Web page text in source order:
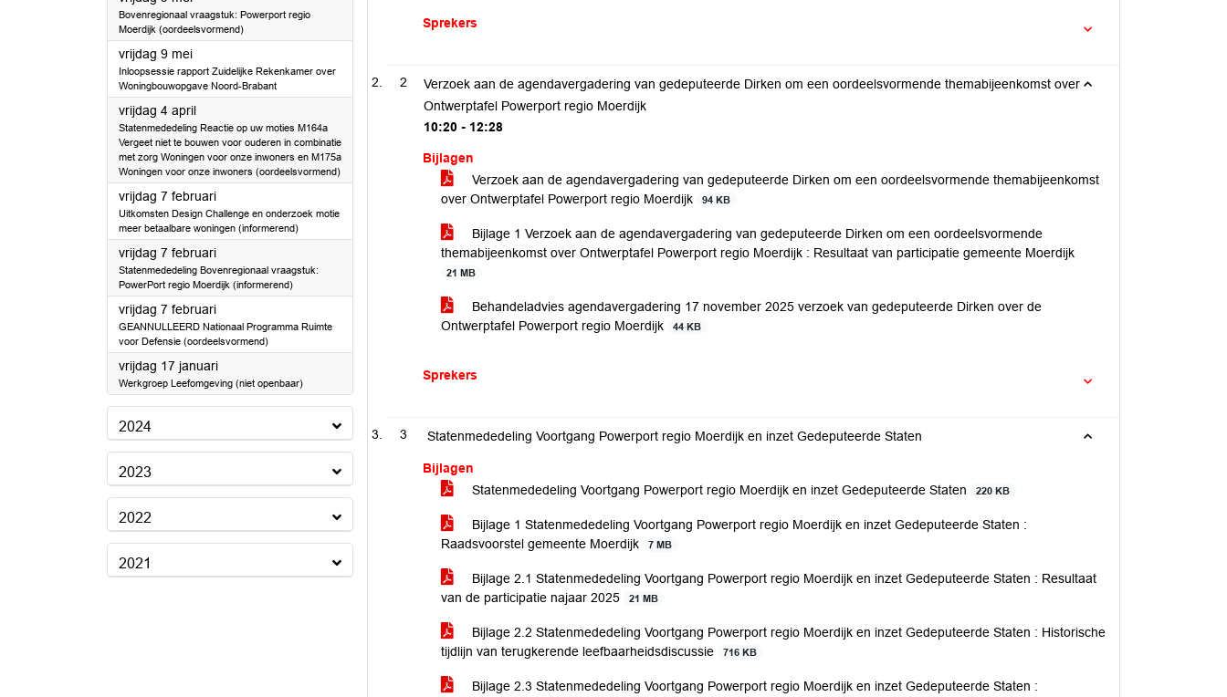
Bovenregionaal vraagstuk: Powerport regio
Moerdijk (oordeelsvormend)
vrijdag 9 mei2025
Inloopsessie rapport Zuidelijke Rekenkamer over
Woningbouwopgave Noord-Brabant
vrijdag 4 april2025
Statenmededeling Reactie op uw moties M164a
Vergeet niet te bouwen voor ouderen in combinatie
met zorg Woningen voor onze inwoners en M175a
Woningen voor onze inwoners (oordeelsvormend)
vrijdag 7 februari2025
Uitkomsten Design Challenge en onderzoek motie
meer betaalbare woningen (informerend)
vrijdag 7 februari2025
Statenmededeling Bovenregionaal vraagstuk:
PowerPort regio Moerdijk (informerend)
vrijdag 7 februari2025
GEANNULLEERD Nationaal Programma Ruimte
voor Defensie (oordeelsvormend)
vrijdag 17 januari2025
Werkgroep Leefomgeving (niet openbaar)
2024
2023
2022
2021
Sprekers
2
Verzoek aan de agendavergadering van gedeputeerde Dirken om een oordeelsvormende themabijeenkomst over
Ontwerptafel Powerport regio Moerdijk
10:20 - 12:28
Bijlagen
Verzoek aan de agendavergadering van gedeputeerde Dirken om een oordeelsvormende themabijeenkomst
over Ontwerptafel Powerport regio Moerdijk
94 KB
Bijlage 1 Verzoek aan de agendavergadering van gedeputeerde Dirken om een oordeelsvormende
themabijeenkomst over Ontwerptafel Powerport regio Moerdijk : Resultaat van participatie gemeente Moerdijk
21 MB
Behandeladvies agendavergadering 17 november 2025 verzoek van gedeputeerde Dirken over de
Ontwerptafel Powerport regio Moerdijk
44 KB
Sprekers
3 Statenmededeling Voortgang Powerport regio Moerdijk en inzet Gedeputeerde Staten
Bijlagen
Statenmededeling Voortgang Powerport regio Moerdijk en inzet Gedeputeerde Staten
220 KB
Bijlage 1 Statenmededeling Voortgang Powerport regio Moerdijk en inzet Gedeputeerde Staten :
Raadsvoorstel gemeente Moerdijk
7 MB
Bijlage 2.1 Statenmededeling Voortgang Powerport regio Moerdijk en inzet Gedeputeerde Staten : Resultaat
van de participatie najaar 2025
21 MB
Bijlage 2.2 Statenmededeling Voortgang Powerport regio Moerdijk en inzet Gedeputeerde Staten : Historische
tijdlijn van terugkerende leefbaarheidsdiscussie
716 KB
Bijlage 2.3 Statenmededeling Voortgang Powerport regio Moerdijk en inzet Gedeputeerde Staten :